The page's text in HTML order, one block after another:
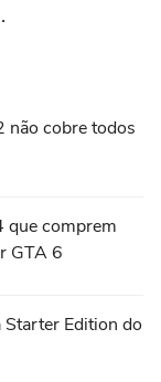
não cobre todos
que comprem
GTA 6
Edition do